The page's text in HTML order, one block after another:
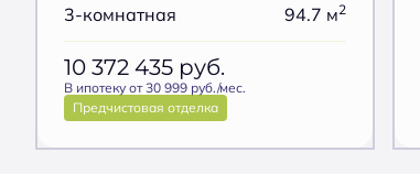
3-комнатная 94.7 м2
10 372 435 руб.
В ипотеку от 30 999 руб./мес.
Предчистовая отделка